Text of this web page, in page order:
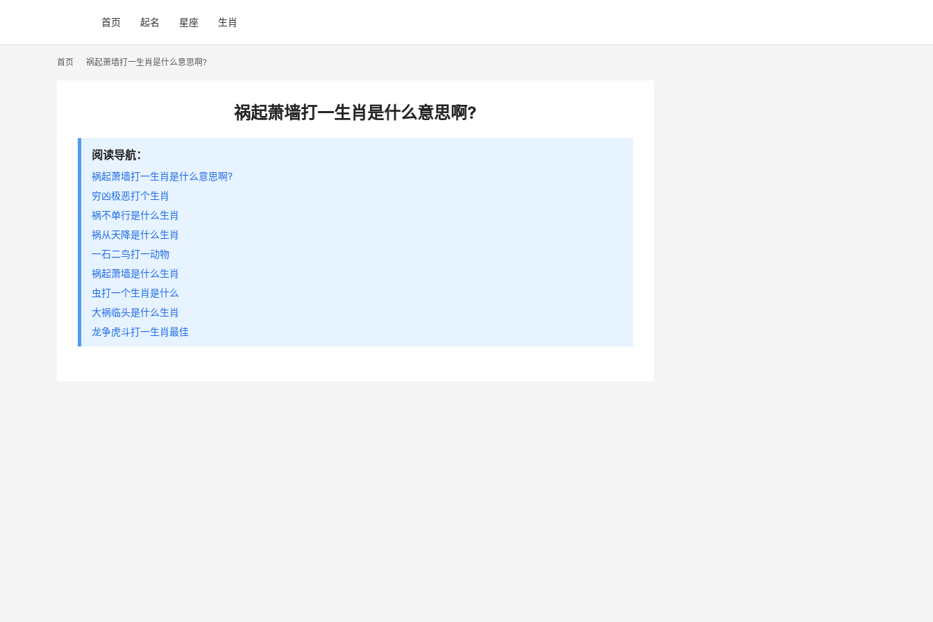
首页 起名 星座 生肖
首页 祸起萧墙打一生肖是什么意思啊?
祸起萧墙打一生肖是什么意思啊?
阅读导航：
祸起萧墙打一生肖是什么意思啊?
穷凶极恶打个生肖
祸不单行是什么生肖
祸从天降是什么生肖
一石二鸟打一动物
祸起萧墙是什么生肖
虫打一个生肖是什么
大祸临头是什么生肖
龙争虎斗打一生肖最佳